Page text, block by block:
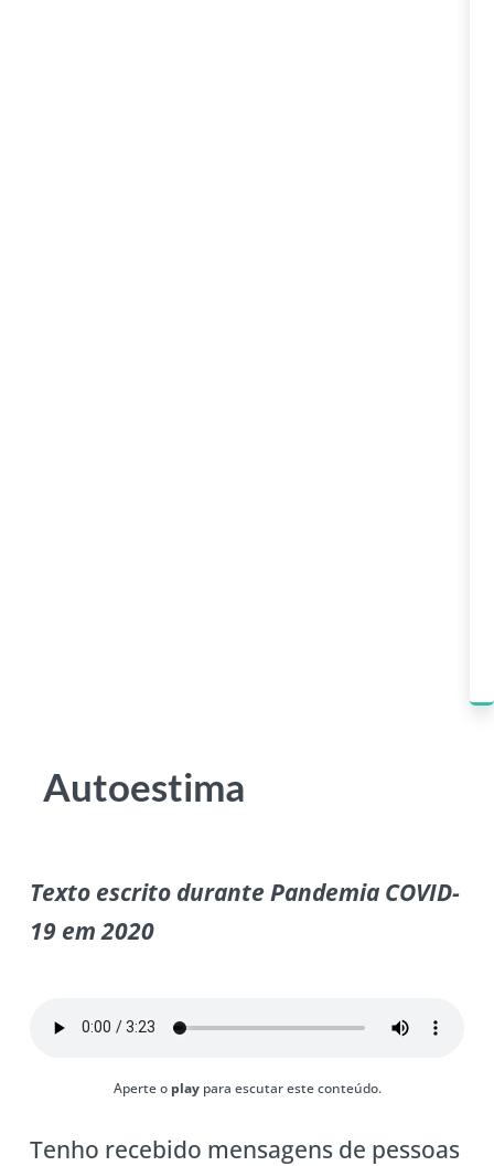
Autoestima
Texto escrito durante Pandemia COVID-
19 em 2020
Aperte o playpara escutar este conteúdo.
Tenho recebido mensagens de pessoas